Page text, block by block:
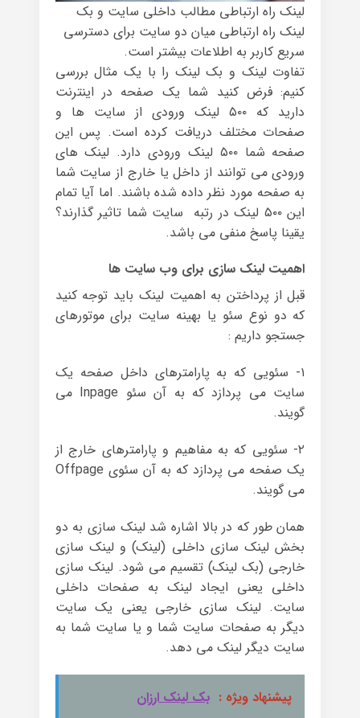
لینک راه ارتباطی مطالب داخلی سایت و بک
لینک راه ارتباطی میان دو سایت برای دسترسی
سریع کاربر به اطلاعات بیشتر است.
تفاوت لینک و بک لینک را با یک مثال بررسی
کنیم: فرض کنید شما یک صفحه در اینترنت
دارید که ۵۰۰ لینک ورودی از سایت ها و
صفحات مختلف دریافت کرده است. پس این
صفحه شما ۵۰۰ لینک ورودی دارد. لینک های
ورودی می توانند از داخل یا خارج از سایت شما
به صفحه مورد نظر داده شده باشند. اما آیا تمام
این ۵۰۰ لینک در رتبه سایت شما تاثیر گذارند؟
یقینا پاسخ منفی می باشد.
اهمیت لینک سازی برای وب سایت ها
قبل از پرداختن به اهمیت لینک باید توجه کنید
که دو نوع سئو یا بهینه سایت برای موتورهای
جستجو داریم :
۱- سئویی که به پارامترهای داخل صفحه یک
سایت می پردازد که به آن سئو Inpage می
گویند.
۲- سئویی که به مفاهیم و پارامترهای خارج از
یک صفحه می پردازد که به آن سئوی Offpage
می گویند.
همان طور که در بالا اشاره شد لینک سازی به دو
بخش لینک سازی داخلی (لینک) و لینک سازی
خارجی (بک لینک) تقسیم می­ شود. لینک سازی
داخلی یعنی ایجاد لینک به صفحات داخلی
سایت. لینک سازی خارجی یعنی یک سایت
دیگر به صفحات سایت شما و یا سایت شما به
سایت دیگر لینک می دهد.
پیشنهاد ویژه : بک لینک ارزان